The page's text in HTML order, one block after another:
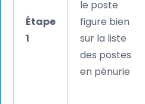
Étape
1
le poste
figure bien
sur la liste
des postes
en pénurie